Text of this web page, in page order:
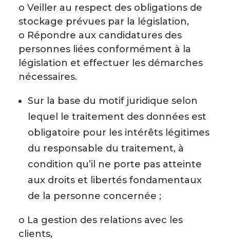
o Veiller au respect des obligations de
stockage prévues par la législation,
o Répondre aux candidatures des
personnes liées conformément à la
législation et effectuer les démarches
nécessaires.
Sur la base du motif juridique selon
lequel le traitement des données est
obligatoire pour les intérêts légitimes
du responsable du traitement, à
condition qu’il ne porte pas atteinte
aux droits et libertés fondamentaux
de la personne concernée ;
o La gestion des relations avec les
clients,